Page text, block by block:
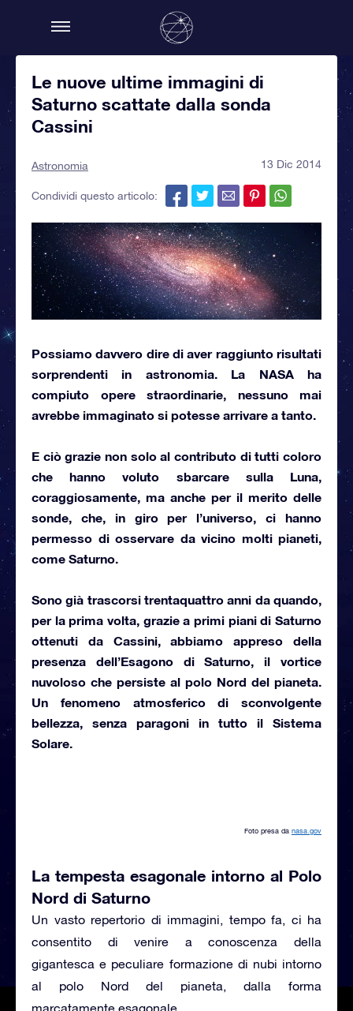
Le nuove ultime immagini di
Saturno scattate dalla sonda
Cassini
Astronomia 13 Dic 2014
Condividi questo articolo:
Possiamo davvero dire di aver raggiunto risultati
sorprendenti in astronomia. La NASAha
compiuto opere straordinarie, nessuno mai
avrebbe immaginato si potesse arrivare a tanto.
E ciò grazie non solo al contributo di tutti coloro
che hanno voluto sbarcare sulla Luna,
coraggiosamente, ma anche per il merito delle
sonde, che, in giro per l’universo, ci hanno
permesso di osservare da vicino molti pianeti,
come Saturno.
Sono già trascorsi trentaquattro anni da quando,
per la prima volta, grazie aprimi piani di Saturno
ottenuti da Cassini, abbiamo appreso della
presenza dell’Esagono di Saturno, il vortice
nuvoloso che persiste al polo Nord del pianeta.
Un fenomeno atmosferico di sconvolgente
bellezza, senza paragoni in tutto il Sistema
Solare.
Foto presa da nasa.gov
La tempesta esagonale intorno al Polo
Nord di Saturno
Un vasto repertorio di immagini, tempo fa, ci ha
consentito di venire a conoscenza della
gigantesca e peculiare formazione di nubi intorno
al polo Nord del pianeta, dalla forma
marcatamente esagonale.